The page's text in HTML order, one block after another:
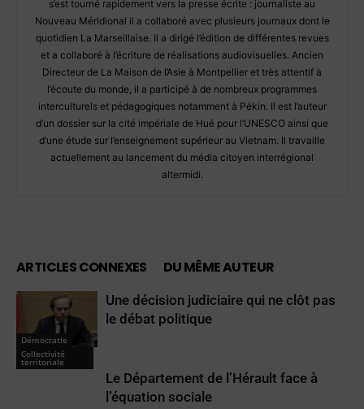
s’est tourné rapidement vers la presse écrite : journaliste au
Nouveau Méridional il a collaboré avec plusieurs journaux dont le
quotidien La Marseillaise. Il a dirigé l’édition de différentes revues
et a collaboré à l’écriture de réalisations audiovisuelles. Ancien
Directeur de La Maison de l’Asie à Montpellier et très attentif à
l’écoute du monde, il a participé à de nombreux programmes
interculturels et pédagogiques notamment à Pékin. Il est l’auteur
d’un dossier sur la cité impériale de Hué pour l’UNESCO ainsi que
d’une étude sur l’enseignement supérieur au Vietnam. Il travaille
actuellement au lancement du média citoyen interrégional
altermidi.
ARTICLES CONNEXES DU MÊME AUTEUR
Démocratie
Une décision judiciaire qui ne clôt pas
le débat politique
Collectivité
territoriale
Le Département de l’Hérault face à
l’équation sociale